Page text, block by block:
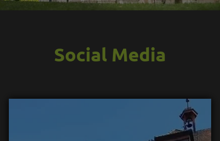
Social Media